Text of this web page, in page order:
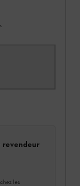
revendeur
les